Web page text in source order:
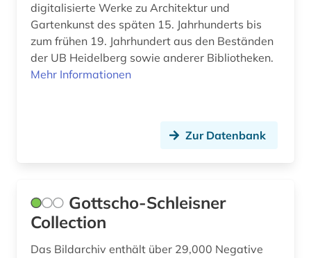
vermessung (1)
vermessungswesen (1)
verzeichnis (2)
website (1)
digitalisierte Werke zu Architektur und
Gartenkunst des späten 15. Jahrhunderts bis
zum frühen 19. Jahrhundert aus den Beständen
der UB Heidelberg sowie anderer Bibliotheken.
Mehr Informationen
Zur Datenbank
Gottscho-Schleisner
Collection
Das Bildarchiv enthält über 29,000 Negative